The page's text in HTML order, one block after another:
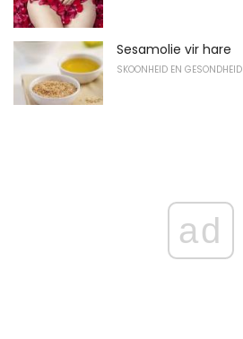
Sesamolie vir hare
SKOONHEID EN GESONDHEID
ad